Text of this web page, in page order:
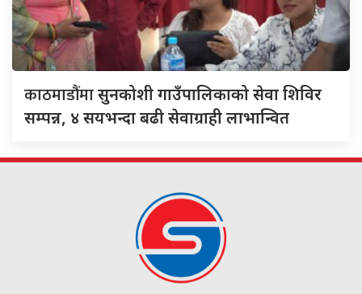
काठमाडौंमासुनकोशी गाउँपालिकाको सेवा शिविर
सम्पन्न, ४ सयभन्दा बढी सेवाग्राही लाभान्वित